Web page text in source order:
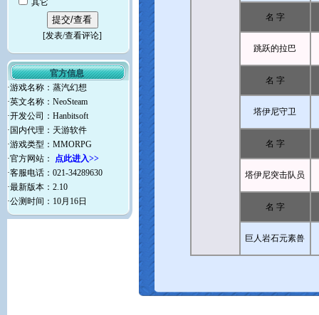
其它
[发表/查看评论]
官方信息
·游戏名称：蒸汽幻想
·英文名称：NeoSteam
·开发公司：Hanbitsoft
·国内代理：天游软件
·游戏类型：MMORPG
·官方网站： 点此进入>>
·客服电话：021-34289630
·最新版本：2.10
·公测时间：10月16日
名 字
跳跃的拉巴
名 字
塔伊尼守卫
名 字
塔伊尼突击队员
名 字
巨人岩石元素兽